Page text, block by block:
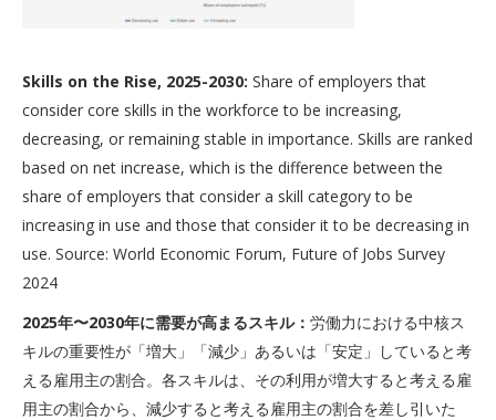
Skills on the Rise, 2025-2030: Share of employers that
consider core skills in the workforce to be increasing,
decreasing, or remaining stable in importance. Skills are ranked
based on net increase, which is the difference between the
share of employers that consider a skill category to be
increasing in use and those that consider it to be decreasing in
use. Source: World Economic Forum, Future of Jobs Survey
2024
2025年〜2030年に需要が高まるスキル： 労働力における中核ス
キルの重要性が「増大」「減少」あるいは「安定」していると考
える雇用主の割合。各スキルは、その利用が増大すると考える雇
用主の割合から、減少すると考える雇用主の割合を差し引いた